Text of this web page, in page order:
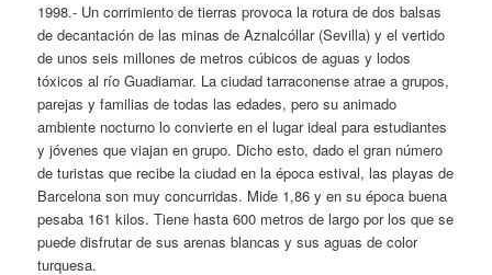
1998.- Un corrimiento de tierras provoca la rotura de dos balsas
de decantación de las minas de Aznalcóllar (Sevilla) y el vertido
de unos seis millones de metros cúbicos de aguas y lodos
tóxicos al río Guadiamar. La ciudad tarraconense atrae a grupos,
parejas y familias de todas las edades, pero su animado
ambiente nocturno lo convierte en el lugar ideal para estudiantes
y jóvenes que viajan en grupo. Dicho esto, dado el gran número
de turistas que recibe la ciudad en la época estival, las playas de
Barcelona son muy concurridas. Mide 1,86 y en su época buena
pesaba 161 kilos. Tiene hasta 600 metros de largo por los que se
puede disfrutar de sus arenas blancas y sus aguas de color
turquesa.